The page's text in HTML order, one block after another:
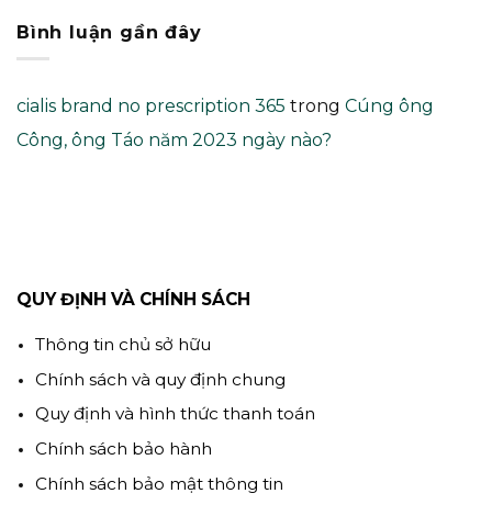
Bình luận gần đây
cialis brand no prescription 365 trong Cúng ông
Công, ông Táo năm 2023 ngày nào?
QUY ĐỊNH VÀ CHÍNH SÁCH
Thông tin chủ sở hữu
Chính sách và quy định chung
Quy định và hình thức thanh toán
Chính sách bảo hành
Chính sách bảo mật thông tin